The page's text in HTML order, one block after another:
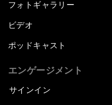
フォトギャラリー
ビデオ
ポッドキャスト
エンゲージメント
サインイン